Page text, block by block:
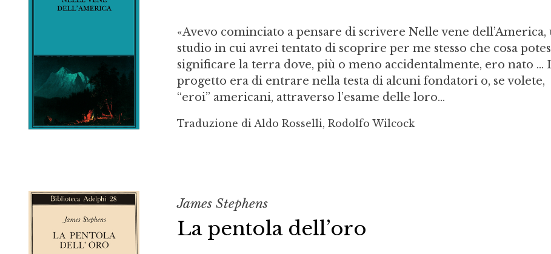
«Avevo cominciato a pensare di scrivere Nelle vene dell’America,
studio in cui avrei tentato di scoprire per me stesso che cosa
significare la terra dove, più o meno accidentalmente, ero nato ...
progetto era di entrare nella testa di alcuni fondatori o, se volete,
“eroi” americani, attraverso l’esame delle loro...
Traduzione di Aldo Rosselli, Rodolfo Wilcock
James Stephens
La pentola dell’oro